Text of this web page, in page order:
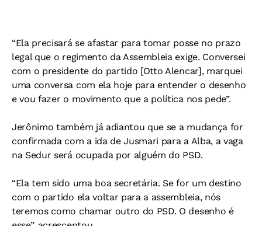
“Ela precisará se afastar para tomar posse no prazo
legal que o regimento da Assembleia exige. Conversei
com o presidente do partido [Otto Alencar], marquei
uma conversa com ela hoje para entender o desenho
e vou fazer o movimento que a política nos pede”.
Jerônimo também já adiantou que se a mudança for
confirmada com a ida de Jusmari para a Alba, a vaga
na Sedur será ocupada por alguém do PSD.
“Ela tem sido uma boa secretária. Se for um destino
com o partido ela voltar para a assembleia, nós
teremos como chamar outro do PSD. O desenho é